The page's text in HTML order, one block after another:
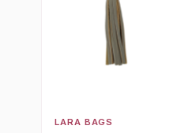
LARA BAGS